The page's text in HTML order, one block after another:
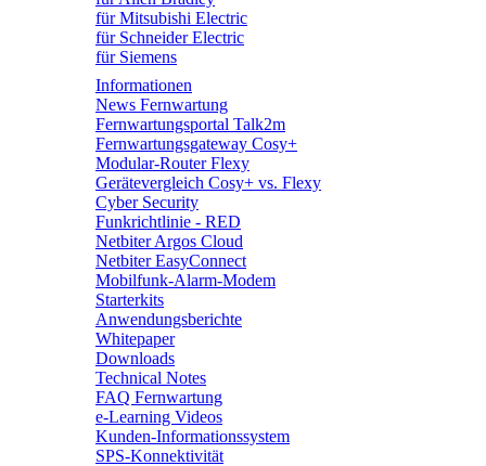
für Mitsubishi Electric
für Schneider Electric
für Siemens
Informationen
News Fernwartung
Fernwartungsportal Talk2m
Fernwartungsgateway Cosy+
Modular-Router Flexy
Gerätevergleich Cosy+ vs. Flexy
Cyber Security
Funkrichtlinie - RED
Netbiter Argos Cloud
Netbiter EasyConnect
Mobilfunk-Alarm-Modem
Starterkits
Anwendungsberichte
Whitepaper
Downloads
Technical Notes
FAQ Fernwartung
e-Learning Videos
Kunden-Informationssystem
SPS-Konnektivität